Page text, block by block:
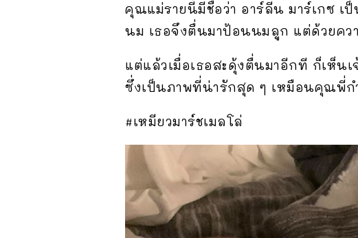
คุณแม่รายนี้มีชื่อว่า อาร์ลีน มาร์เกซ เ
นม เธอจึงตื่นมาป้อนนมลูก แต่ด้วยคว
แต่แล้วเมื่อเธอสะดุ้งตื่นมาอีกที ก็เห็น
ซึ่งเป็นภาพที่น่ารักสุด ๆ เหมือนคุณพี่ก
#เหมียวมาร์ชเมลโล่